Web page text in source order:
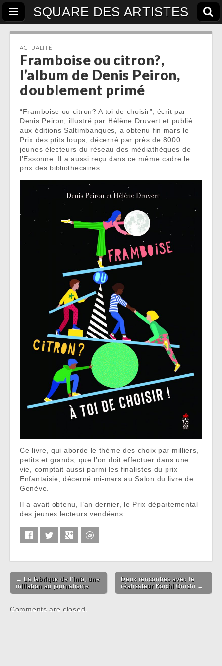
SQUARE DES ARTISTES
ACTUALITÉ
Framboise ou citron?,
l’album de Denis Peiron,
doublement primé
“Framboise ou citron? A toi de choisir”, écrit par
Denis Peiron, illustré par Hélène Druvert et publié
aux éditions Saltimbanques, a obtenu fin mars le
Prix des ptits loups, décerné par près de 8000
jeunes électeurs du réseau des médiathèques de
l’Essonne. Il a aussi reçu dans ce même cadre le
prix des bibliothécaires.
Ce livre, qui aborde le thème des choix par milliers,
petits et grands, que l’on doit effectuer dans une
vie, comptait aussi parmi les finalistes du prix
Enfantaisie, décerné mi-mars au Salon du livre de
Genève.
Il a avait obtenu, l’an dernier, le Prix départemental
des jeunes lecteurs vendéens.
FacebookTwitter Google+
Post navigation
← La fabrique de l’info, une
initiation au journalisme
Deux rencontres avec le
réalisateur Koichi Onishi →
Comments are closed.